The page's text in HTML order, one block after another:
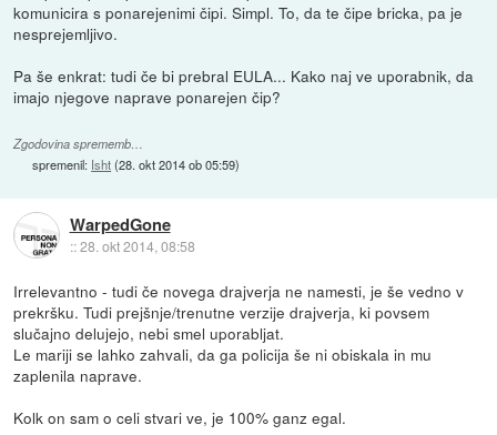
komunicira s ponarejenimi čipi. Simpl. To, da te čipe bricka, pa je
nesprejemljivo.
Pa še enkrat: tudi če bi prebral EULA... Kako naj ve uporabnik, da
imajo njegove naprave ponarejen čip?
Zgodovina sprememb…
spremenil: Isht(28. okt 2014 ob 05:59)
WarpedGone
::28. okt 2014, 08:58
Irrelevantno - tudi če novega drajverja ne namesti, je še vedno v
prekršku. Tudi prejšnje/trenutne verzije drajverja, ki povsem
slučajno delujejo, nebi smel uporabljat.
Le mariji se lahko zahvali, da ga policija še ni obiskala in mu
zaplenila naprave.
Kolk on sam o celi stvari ve, je 100% ganz egal.